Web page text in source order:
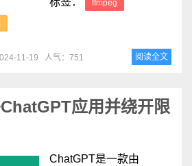
ffmpeg
11-19 人气：751 阅读全文
应用并绕开限
ChatGPT是一款由